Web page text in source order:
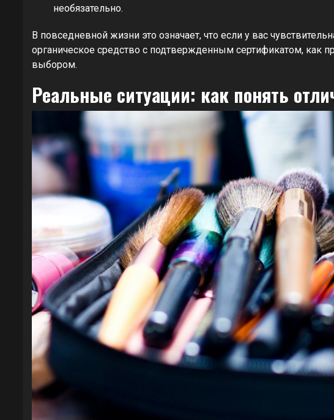
необязательно.
В повседневной жизни это означает, что если у вас
органическое средство с подтвержденным сертификатом, как
выбором.
Реальные ситуации: как понять